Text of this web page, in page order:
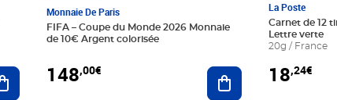
Ajouter au panier
Monnaie De Paris
FIFA – Coupe du Monde 2026 Monnaie
de 10€ Argent colorisée
148,00€ Ajouter au panier
La Poste
Carnet de 12
Lettre verte
20g / France
18,24€